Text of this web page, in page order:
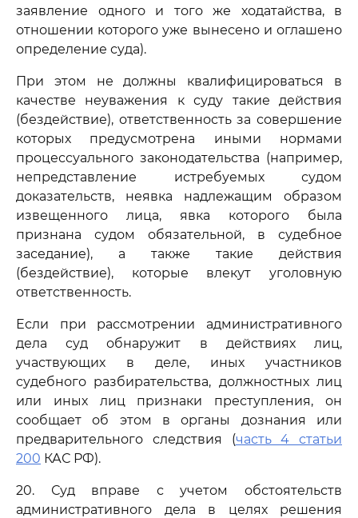
заявление одного и того же ходатайства, в
отношении которого уже вынесено и оглашено
определение суда).
При этом не должны квалифицироваться в
качестве неуважения к суду такие действия
(бездействие), ответственность за совершение
которых предусмотрена иными нормами
процессуального законодательства (например,
непредставление истребуемых судом
доказательств, неявка надлежащим образом
извещенного лица, явка которого была
признана судом обязательной, в судебное
заседание), а также такие действия
(бездействие), которые влекут уголовную
ответственность.
Если при рассмотрении административного
дела суд обнаружит в действиях лиц,
участвующих в деле, иных участников
судебного разбирательства, должностных лиц
или иных лиц признаки преступления, он
сообщает об этом в органы дознания или
предварительного следствия (часть 4 статьи
200 КАС РФ).
20. Суд вправе с учетом обстоятельств
административного дела в целях решения